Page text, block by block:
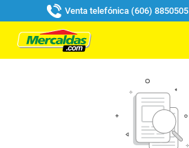
Venta telefónica (606) 8850505